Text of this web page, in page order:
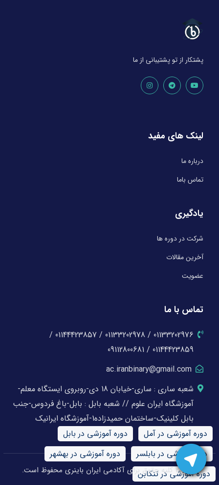
پشتکار از تو پشتیبانی از ما
لینک های مفید
درباره ما
تماس باما
یادگیری
شرکت در دوره ها
آخرین مقالات
عضویت
تماس با ما
01133202976 / 01133202978 / 01144423857 /
01144423859 / 09112800681
ac.iranbinary@gmail.com
شعبه ساری : ساری-خیابان 18 دی-روبروی ایستگاه معلم-
آموزشگاه ایران علوم // شعبه بابل : بابل-باغ فردوس-جنب
بابل کلینیک-ساختمان حمیدزاده1-آموزشگاه ایرانیک
دوره آموزشی در آمل
دوره آموزشی در بابل
دوره آموزشی در بابلسر
دوره آموزشی در بهشهر
دوره آموزشی در تنکابن
© 2026 کلیه حقوق برای آکادمی ایران باینری محفوظ است.